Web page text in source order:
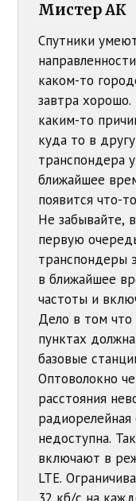
Мистер АК
Спутники
каком-то
завтра
каким-то
куда то в
транспондера
ближайшее
появится что-
Не забывайте,
первую
транспондеры
в ближайшее
частоты и
Дело в том что
пунктах
базовые
Оптоволокно
расстояния
радиорелейная
недоступна.
включают в
LTE.